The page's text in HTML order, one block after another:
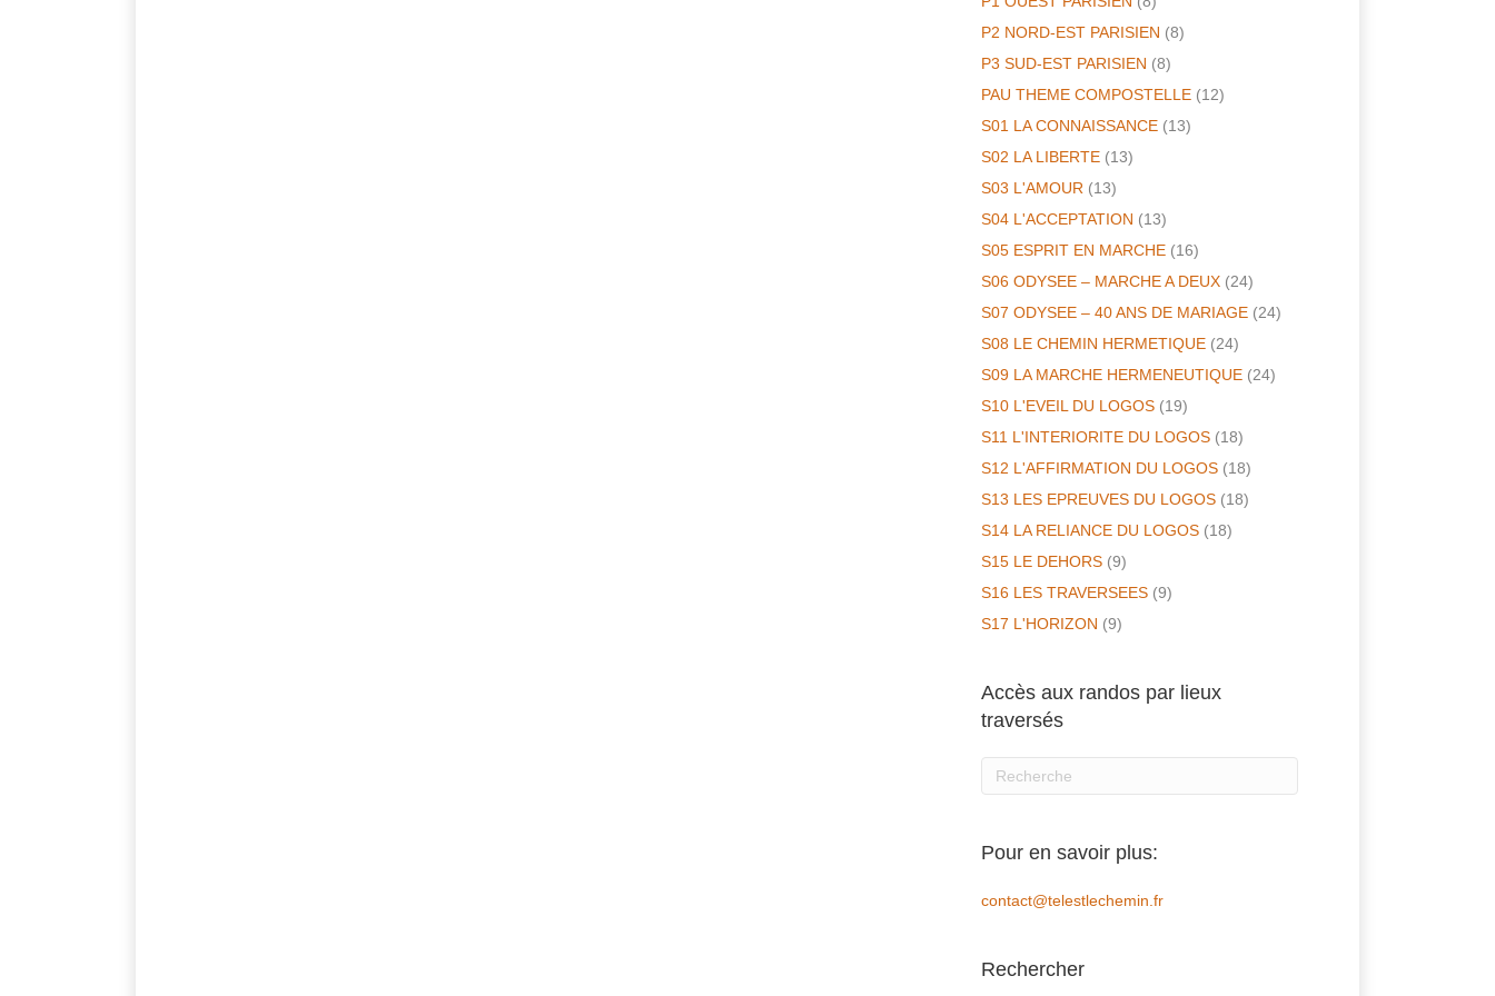
P2 NORD-EST PARISIEN (8)
P3 SUD-EST PARISIEN (8)
PAU THEME COMPOSTELLE (12)
S01 LA CONNAISSANCE (13)
S02 LA LIBERTE (13)
S03 L'AMOUR (13)
S04 L'ACCEPTATION (13)
S05 ESPRIT EN MARCHE (16)
S06 ODYSEE – MARCHE A DEUX (24)
S07 ODYSEE – 40 ANS DE MARIAGE (24)
S08 LE CHEMIN HERMETIQUE (24)
S09 LA MARCHE HERMENEUTIQUE (24)
S10 L'EVEIL DU LOGOS (19)
S11 L'INTERIORITE DU LOGOS (18)
S12 L'AFFIRMATION DU LOGOS (18)
S13 LES EPREUVES DU LOGOS (18)
S14 LA RELIANCE DU LOGOS (18)
S15 LE DEHORS (9)
S16 LES TRAVERSEES (9)
S17 L'HORIZON (9)
Accès aux randos par lieux
traversés
Pour en savoir plus:
contact@telestlechemin.fr
Rechercher